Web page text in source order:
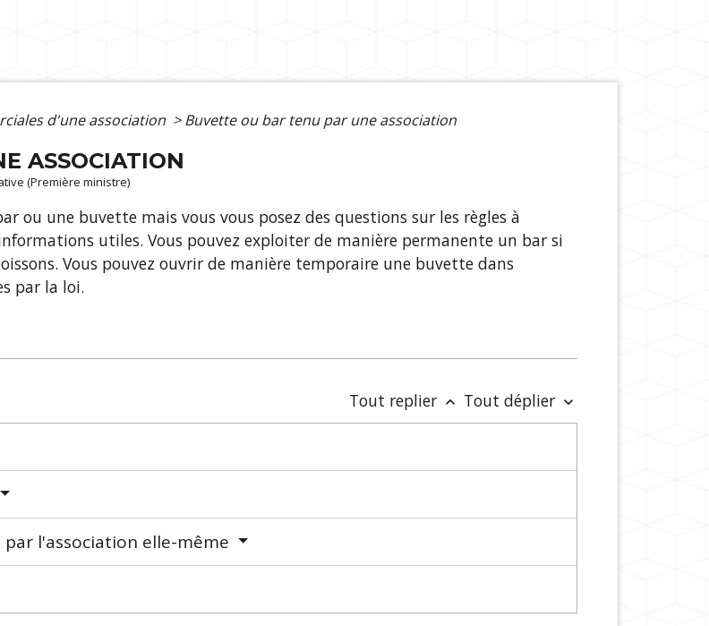
d'une association > Buvette ou bar tenu par une association
ASSOCIATION
(Première ministre)
ou une buvette mais vous vous posez des questions sur les règles à
utiles. Vous pouvez exploiter de manière permanente un bar si
Vous pouvez ouvrir de manière temporaire une buvette dans
par la loi.
Tout replier keyboard_arrow_up Tout déplier keyboard_arrow_down
l'association elle-même